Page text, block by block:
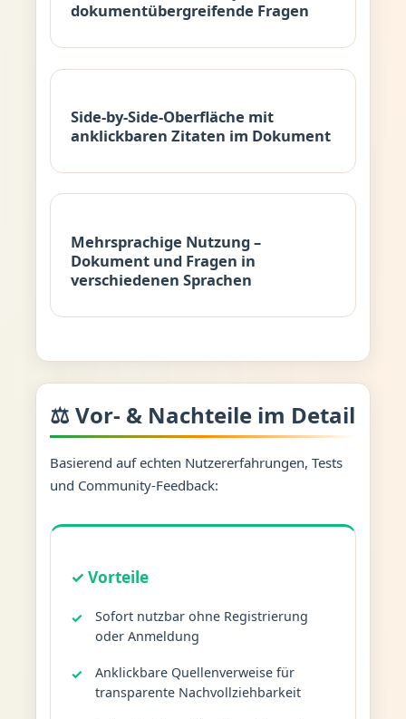
dokumentübergreifende Fragen
Side-by-Side-Oberfläche mit
anklickbaren Zitaten im Dokument
Mehrsprachige Nutzung –
Dokument und Fragen in
verschiedenen Sprachen
⚖️ Vor- & Nachteile im Detail
Basierend auf echten Nutzererfahrungen, Tests
und Community-Feedback:
✓ Vorteile
Sofort nutzbar ohne Registrierung
oder Anmeldung
Anklickbare Quellenverweise für
transparente Nachvollziehbarkeit